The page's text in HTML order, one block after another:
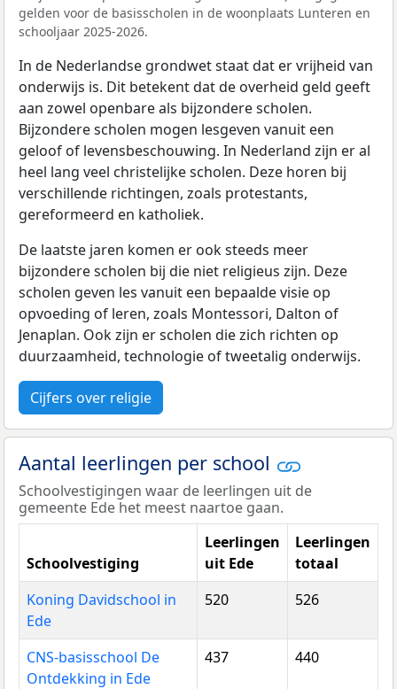
gelden voor de basisscholen in de woonplaats Lunteren en
schooljaar 2025-2026.
In de Nederlandse grondwet staat dat er vrijheid van
onderwijs is. Dit betekent dat de overheid geld geeft
aan zowel openbare als bijzondere scholen.
Bijzondere scholen mogen lesgeven vanuit een
geloof of levensbeschouwing. In Nederland zijn er al
heel lang veel christelijke scholen. Deze horen bij
verschillende richtingen, zoals protestants,
gereformeerd en katholiek.
De laatste jaren komen er ook steeds meer
bijzondere scholen bij die niet religieus zijn. Deze
scholen geven les vanuit een bepaalde visie op
opvoeding of leren, zoals Montessori, Dalton of
Jenaplan. Ook zijn er scholen die zich richten op
duurzaamheid, technologie of tweetalig onderwijs.
Cijfers over religie
Aantal leerlingen per school
Schoolvestigingen waar de leerlingen uit de
gemeente Ede het meest naartoe gaan.
Schoolvestiging
Leerlingen
uit Ede
Leerlingen
totaal
Koning Davidschool in
Ede
520 526
CNS-basisschool De
Ontdekking in Ede
437 440